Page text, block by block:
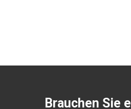
Brauchen Sie